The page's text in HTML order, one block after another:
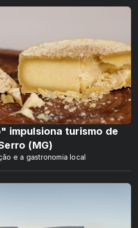
impulsiona turismo de
(MG)
e a gastronomia local